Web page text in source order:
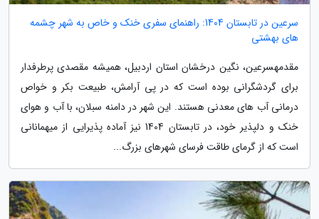
سرعین در تابستان 1404: راهنمای سفری خنک و خاص به شهر چشمه
های بهشتی
مقدمهسرعین، نگین درخشان استان اردبیل، همیشه مقصدی پرطرفدار
برای گردشگرانی بوده است که در پی آرامش، طبیعت بکر و خواص
درمانی آب های معدنی هستند. این شهر در دامنه سبلان، با آب و هوای
خنک و دلپذیر خود، در تابستان 1404 نیز آماده پذیرایی از میهمانانی
است که از گرمای طاقت فرسای شهرهای بزرگ...